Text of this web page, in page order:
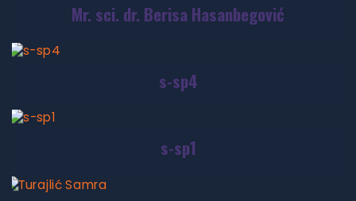
Mr. sci. dr. Berisa Hasanbegović
s-sp4
s-sp1